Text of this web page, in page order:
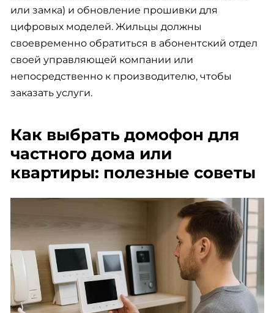
или замка) и обновление прошивки для
цифровых моделей. Жильцы должны
своевременно обратиться в абонентский отдел
своей управляющей компании или
непосредственно к производителю, чтобы
заказать услуги.
Как выбрать домофон для
частного дома или
квартиры: полезные советы